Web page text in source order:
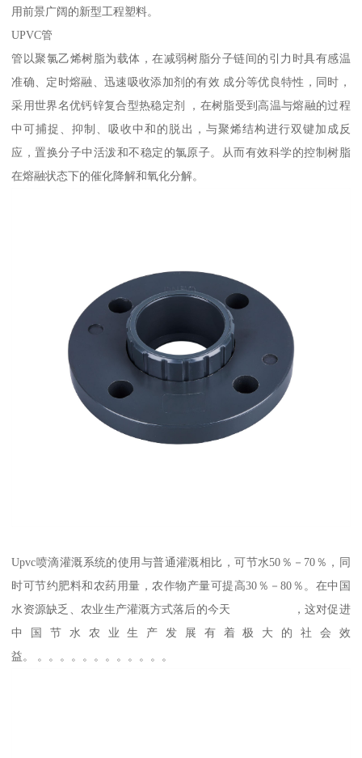
用前景广阔的新型工程塑料。
UPVC管
管以聚氯乙烯树脂为载体，在减弱树脂分子链间的引力时具有感温
准确、定时熔融、迅速吸收添加剂的有效 成分等优良特性，同时，
采用世界名优钙锌复合型热稳定剂 ，在树脂受到高温与熔融的过程
中可捕捉、抑制、吸收中和的脱出，与聚烯结构进行双键加成反
应，置换分子中活泼和不稳定的氯原子。从而有效科学的控制树脂
在熔融状态下的催化降解和氧化分解。
Upvc喷滴灌溉系统的使用与普通灌溉相比，可节水50％－70％，同
时可节约肥料和农药用量，农作物产量可提高30％－80％。在中国
水资源缺乏、农业生产灌溉方式落后的今天 ，这对促进
中国节水农业生产发展有着极大的社会效
益。 。。。。。。。。。。。。